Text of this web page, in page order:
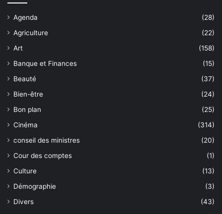
Agenda
(28)
Agriculture
(22)
Art
(158)
Banque et Finances
(15)
Beauté
(37)
Bien-être
(24)
Bon plan
(25)
Cinéma
(314)
conseil des ministres
(20)
Cour des comptes
(1)
Culture
(13)
Démographie
(3)
Divers
(43)